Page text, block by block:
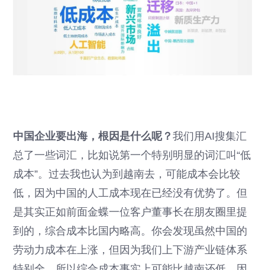
中国企业要出海，根因是什么呢？我们用AI搜集汇
总了一些词汇，比如说第一个特别明显的词汇叫“低
成本”。过去我也认为到越南去，可能成本会比较
低，因为中国的人工成本现在已经没有优势了。但
是其实正如前面金蝶一位客户董事长在朋友圈里提
到的，综合成本比国内略高。你会发现虽然中国的
劳动力成本在上涨，但因为我们上下游产业链体系